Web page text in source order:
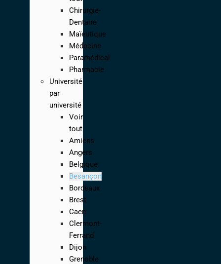
Chirurgie-
Dentaire
Maïeutique
Médecine
Paramédical
Pharmacie
Université
par
université
Voir
tout
Amiens
Angers
Belgique
Besançon
Bordeaux
Brest
Caen
Clermont-
Ferrand
Dijon
Grenoble